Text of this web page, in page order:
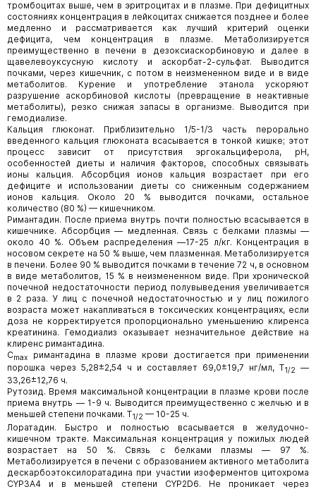
тромбоцитах выше, чем в эритроцитах и в плазме. При дефицитных
состояниях концентрация в лейкоцитах снижается позднее и более
медленно и рассматривается как лучший критерий оценки
дефицита, чем концентрация в плазме. Метаболизируется
преимущественно в печени в дезоксиаскорбиновую и далее в
щавелевоуксусную кислоту и аскорбат-2-сульфат. Выводится
почками, через кишечник, с потом в неизмененном виде и в виде
метаболитов. Курение и употребление этанола ускоряют
разрушение аскорбиновой кислоты (превращение в неактивные
метаболиты), резко снижая запасы в организме. Выводится при
гемодиализе.
Кальция глюконат. Приблизительно 1/5-1/3 часть перорально
введенного кальция глюконата всасывается в тонкой кишке; этот
процесс зависит от присутствия эргокальциферола, pH,
особенностей диеты и наличия факторов, способных связывать
ионы кальция. Абсорбция ионов кальция возрастает при его
дефиците и использовании диеты со сниженным содержанием
ионов кальция. Около 20 % выводится почками, остальное
количество (80 %) — кишечником.
Римантадин. После приема внутрь почти полностью всасывается в
кишечнике. Абсорбция — медленная. Связь с белками плазмы —
около 40 %. Объем распределения —17-25 л/кг. Концентрация в
носовом секрете на 50 % выше, чем плазменная. Метаболизируется
в печени. Более 90 % выводится почками в течение 72 ч, в основном
в виде метаболитов, 15 % в неизмененном виде. При хронической
почечной недостаточности период полувыведения увеличивается
в 2 раза. У лиц с почечной недостаточностью и у лиц пожилого
возраста может накапливаться в токсических концентрациях, если
доза не корректируется пропорционально уменьшению клиренса
креатинина. Гемодиализ оказывает незначительное действие на
клиренс римантадина.
Cmax
римантадина в плазме крови достигается при применении
порошка через 5,28±2,54 ч и составляет 69,0±19,7 нг/мл, T1/2
—
33,26±12,76 ч.
Рутозид. Время максимальной концентрации в плазме крови после
приема внутрь — 1-9 ч. Выводится преимущественно с желчью и в
меньшей степени почками. T1/2 — 10-25 ч.
Лоратадин. Быстро и полностью всасывается в желудочно-
кишечном тракте. Максимальная концентрация у пожилых людей
возрастает на 50 %. Связь с белками плазмы — 97 %.
Метаболизируется в печени с образованием активного метаболита
дескарбоэтоксилоратадина при участии изоферментов цитохрома
CYP3A4 и в меньшей степени CYP2D6. Не проникает через